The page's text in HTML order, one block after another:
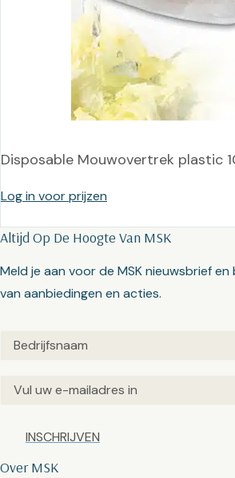
Disposable Mouwovertrek plastic
Log in voor prijzen
Over MSK
Altijd Op De Hoogte Van MSK
Meld je aan voor de MSK nieuwsbrief
van aanbiedingen en acties.
Untitled(Vereist)
Email(Vereist)
Captcha